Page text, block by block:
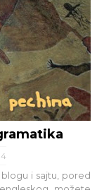
4
i sajtu, pored